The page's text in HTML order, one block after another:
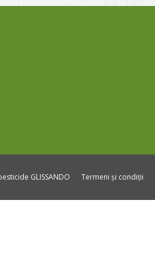
GLISSANDO Termeni și condiții